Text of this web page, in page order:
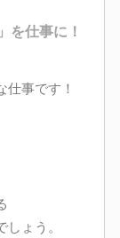
を仕事に！
仕事です！
ょう。